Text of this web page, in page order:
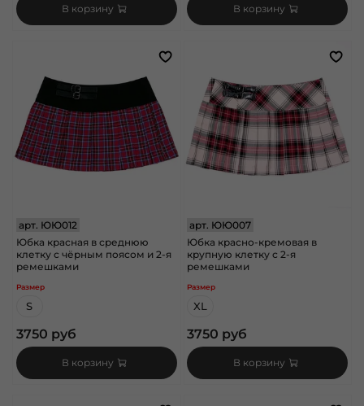
В корзину В корзину
арт. ЮЮ012
Юбка красная в среднюю
клетку с чёрным поясом и 2-я
ремешками
Размер
S
3750 руб
В корзину
арт. ЮЮ007
Юбка красно-кремовая в
крупную клетку с 2-я
ремешками
Размер
XL
3750 руб
В корзину